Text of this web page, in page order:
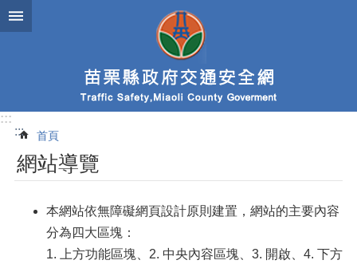
跳到主要內容區塊
:::
:::
首頁
網站導覽
本網站依無障礙網頁設計原則建置，網站的主要內容
分為四大區塊：
1. 上方功能區塊、2. 中央內容區塊、3. 開啟、4. 下方